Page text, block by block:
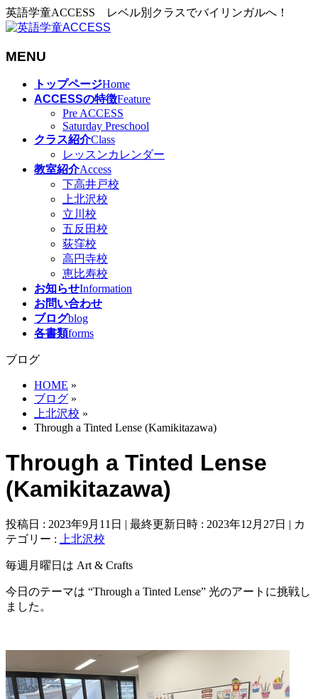
英語学童ACCESS レベル別クラスでバイリンガルへ！
MENU
トップページHome
ACCESSの特徴Feature
Pre ACCESS
Saturday Preschool
クラス紹介Class
レッスンカレンダー
教室紹介Access
下高井戸校
上北沢校
立川校
五反田校
荻窪校
高円寺校
恵比寿校
お知らせInformation
お問い合わせ
ブログblog
各書類forms
ブログ
HOME »
ブログ »
上北沢校 »
Through a Tinted Lense (Kamikitazawa)
Through a Tinted Lense
(Kamikitazawa)
投稿日 : 2023年9月11日 最終更新日時 : 2023年12月27日
カ
テゴリー :
上北沢校
毎週月曜日は Art & Crafts
今日のテーマは “Through a Tinted Lense” 光のアートに挑戦し
ました。